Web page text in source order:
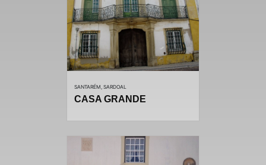
SANTARÉM, SARDOAL
CASA GRANDE